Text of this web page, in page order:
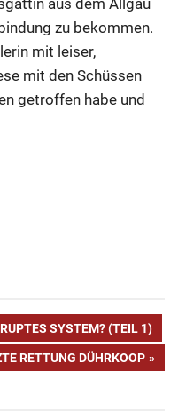
aus dem Allgäu
zu bekommen.
mit leiser,
mit den Schüssen
getroffen habe und
SYSTEM? (TEIL 1)
RETTUNG DÜHRKOOP